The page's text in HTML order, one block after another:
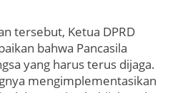
tersebut, Ketua DPRD
bahwa Pancasila
yang harus terus dijaga.
mengimplementasikan